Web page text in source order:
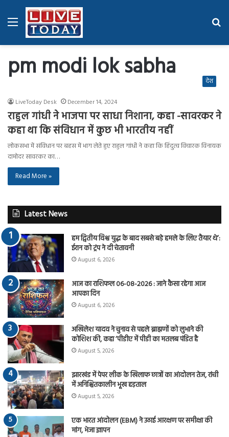
Menu
pm modi lok sabha देश
LiveToday Desk December 14, 2024
राहुल गांधी ने भाजपा पर साधा निशाना, कहा -सावरकर ने
कहा था कि संविधान में कुछ भी भारतीय नहीं
लोकसभा में संविधान पर बहस में भाग लेते हुए राहुल गांधी ने कहा कि हिंदुत्व विचारक विनायक
दामोदर सावरकर का…
Read More »
Latest News
हम द्वितीय विश्व युद्ध के बाद सबसे बड़े हमले के लिए तैयार थे’:
ईरान को ट्रंप ने दी चेतावनी
August 6, 2026
आज का राशिफल 06-08-2026 : जाने कैसा रहेगा आज
आपका दिन
August 6, 2026
अखिलेश यादव ने चुनाव से पहले ब्राह्मणों को लुभाने की
कोशिश की, कहा ‘पीडीए में पीडी का मतलब पंडित है
August 5, 2026
झारखंड में पेपर लीक के खिलाफ छात्रों का आंदोलन तेज, रांची
में अनिश्चितकालीन भूख हड़ताल
August 5, 2026
एक भारत आंदोलन (EBM) ने उठाई आरक्षण पर समीक्षा की
मांग, भेजा ज्ञापन